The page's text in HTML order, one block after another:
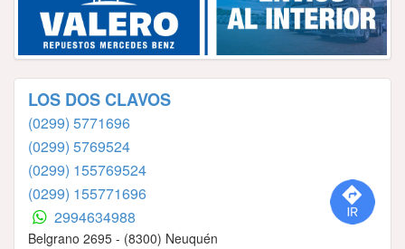
LOS DOS CLAVOS
(0299) 5771696
(0299) 5769524
(0299) 155769524
(0299) 155771696
2994634988
Belgrano 2695 - (8300) Neuquén